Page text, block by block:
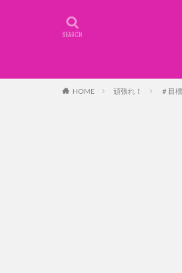
HOME 頑張れ！ ＃目